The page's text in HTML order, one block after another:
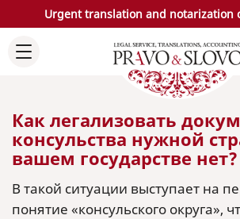
Urgent translation and notarization
Как легализовать
консульства нужной
вашем государстве нет?
В такой ситуации выступает на
понятие «консульского округа»,